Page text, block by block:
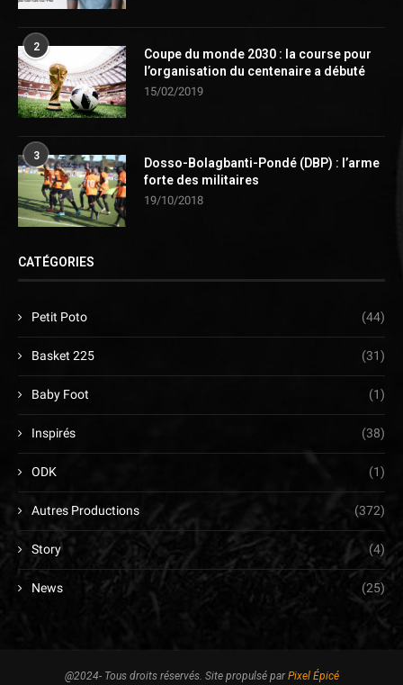
2
Coupe du monde 2030 : la course pour
l’organisation du centenaire a débuté
15/02/2019
3
Dosso-Bolagbanti-Pondé (DBP) : l’arme
forte des militaires
19/10/2018
CATÉGORIES
Petit Poto (44)
Basket 225 (31)
Baby Foot (1)
Inspirés (38)
ODK (1)
Autres Productions (372)
Story (4)
News (25)
@2024- Tous droits réservés. Site propulsé par Pixel Épicé